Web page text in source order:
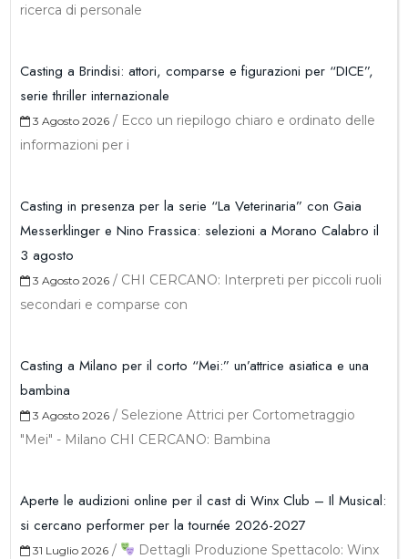
ricerca di personale
Casting a Brindisi: attori, comparse e figurazioni per “DICE”,
serie thriller internazionale
3 Agosto 2026 / Ecco un riepilogo chiaro e ordinato delle
informazioni per i
Casting in presenza per la serie “La Veterinaria” con Gaia
Messerklinger e Nino Frassica: selezioni a Morano Calabro il
3 agosto
3 Agosto 2026 / CHI CERCANO: Interpreti per piccoli ruoli
secondari e comparse con
Casting a Milano per il corto “Mei:” un’attrice asiatica e una
bambina
3 Agosto 2026 / Selezione Attrici per Cortometraggio
"Mei" - Milano CHI CERCANO: Bambina
Aperte le audizioni online per il cast di Winx Club – Il Musical:
si cercano performer per la tournée 2026-2027
31 Luglio 2026 /
Dettagli Produzione Spettacolo: Winx